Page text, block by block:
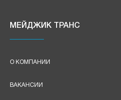
МЕЙДЖИК ТРАНС
О КОМПАНИИ
ВАКАНСИИ